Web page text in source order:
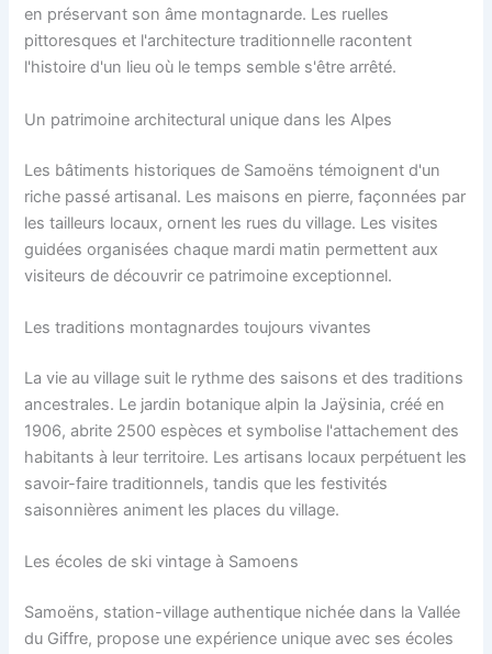
en préservant son âme montagnarde. Les ruelles
pittoresques et l'architecture traditionnelle racontent
l'histoire d'un lieu où le temps semble s'être arrêté.
Un patrimoine architectural unique dans les Alpes
Les bâtiments historiques de Samoëns témoignent d'un
riche passé artisanal. Les maisons en pierre, façonnées par
les tailleurs locaux, ornent les rues du village. Les visites
guidées organisées chaque mardi matin permettent aux
visiteurs de découvrir ce patrimoine exceptionnel.
Les traditions montagnardes toujours vivantes
La vie au village suit le rythme des saisons et des traditions
ancestrales. Le jardin botanique alpin la Jaÿsinia, créé en
1906, abrite 2500 espèces et symbolise l'attachement des
habitants à leur territoire. Les artisans locaux perpétuent les
savoir-faire traditionnels, tandis que les festivités
saisonnières animent les places du village.
Les écoles de ski vintage à Samoens
Samoëns, station-village authentique nichée dans la Vallée
du Giffre, propose une expérience unique avec ses écoles